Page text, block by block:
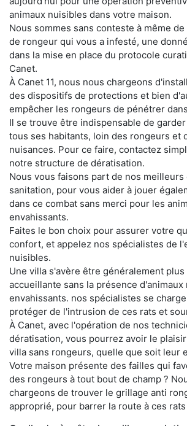
animaux nuisibles dans votre maison.
Nous sommes sans conteste à même
de rongeur qui vous a infesté, une
dans la mise en place du protocole
Canet.
À Canet 11, nous nous chargeons
des dispositifs de protections et bien
empêcher les rongeurs de pénétrer
Il se trouve être indispensable de
tous ses habitants, loin des rongeurs et
nuisances. Pour ce faire, contactez
notre structure de dératisation.
Nous vous faisons part de nos meilleurs
sanitation, pour vous aider à jouer
dans ce combat sans merci pour les
envahissants.
Faites le bon choix pour assurer votre
confort, et appelez nos spécialistes de
nuisibles.
Une villa s'avère être généralement
accueillante sans la présence d'animaux
envahissants. nos spécialistes se
protéger de l'intrusion de ces rats et
À Canet, avec l'opération de nos
dératisation, vous pourrez avoir le
villa sans rongeurs, quelle que soit leur
Votre maison présente des failles qui
des rongeurs à tout bout de champ ?
chargeons de trouver le grillage anti
approprié, pour barrer la route à ces